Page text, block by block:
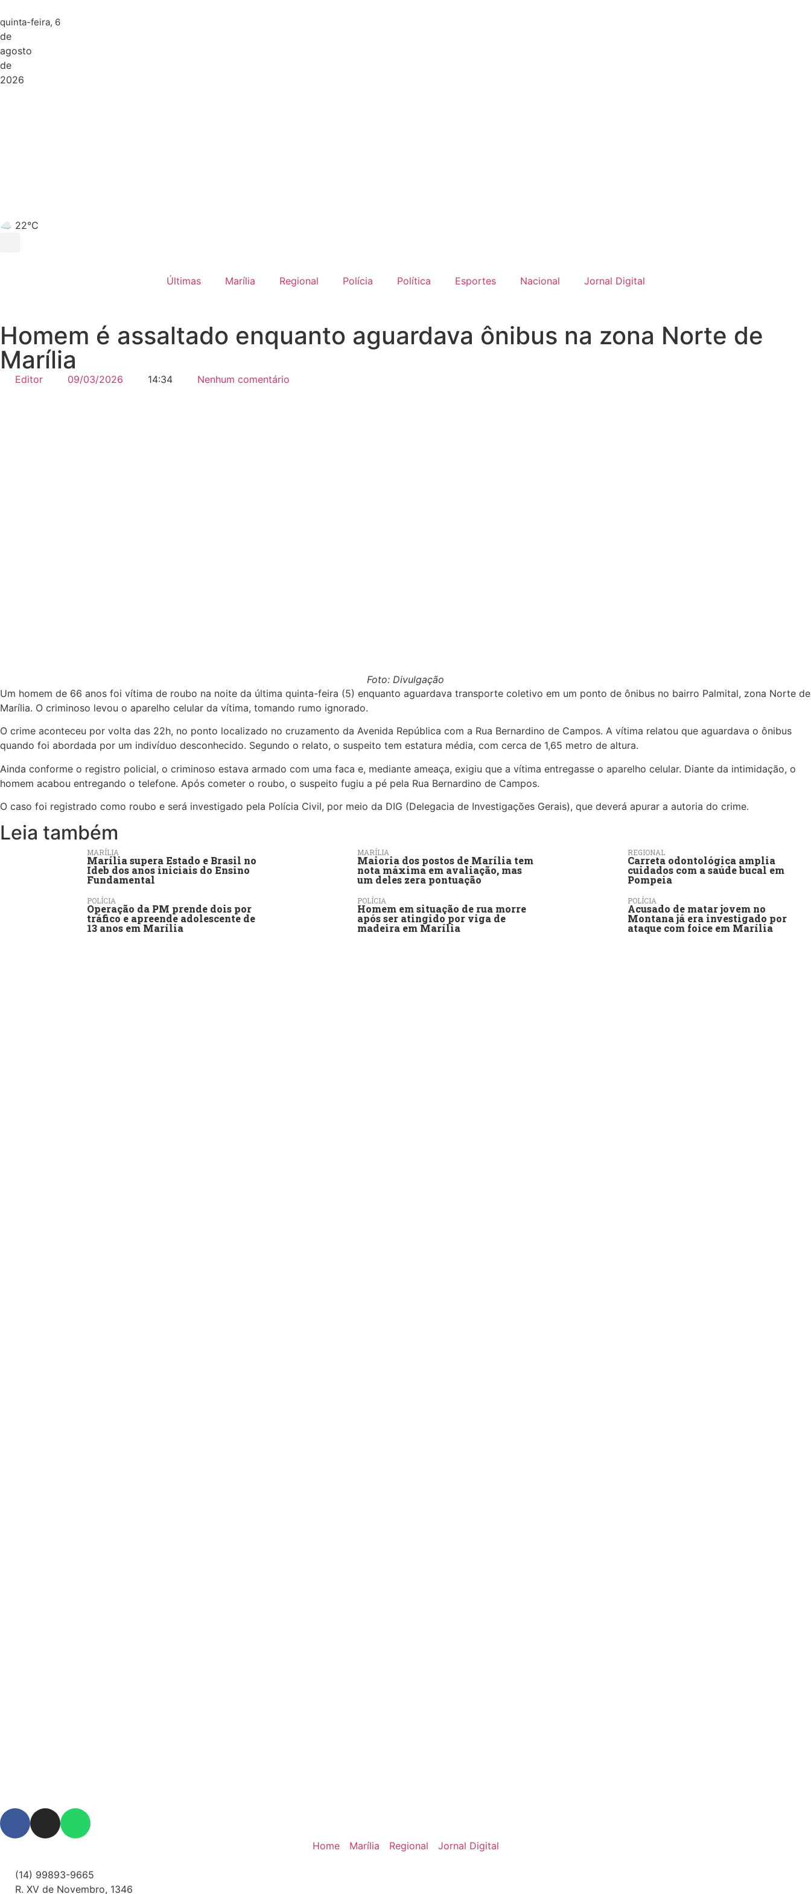
quinta-feira, 6
de
agosto
de
2026
☁️ 22°C
Últimas Marília Regional Polícia Política Esportes Nacional Jornal Digital
Homem é assaltado enquanto aguardava ônibus na zona Norte de
Marília
Editor 09/03/2026 14:34 Nenhum comentário
Foto: Divulgação
Um homem de 66 anos foi vítima de roubo na noite da última quinta-feira (5) enquanto aguardava transporte coletivo em um ponto de ônibus no bairro Palmital, zona Norte de
Marília. O criminoso levou o aparelho celular da vítima, tomando rumo ignorado.
O crime aconteceu por volta das 22h, no ponto localizado no cruzamento da Avenida República com a Rua Bernardino de Campos. A vítima relatou que aguardava o ônibus
quando foi abordada por um indivíduo desconhecido. Segundo o relato, o suspeito tem estatura média, com cerca de 1,65 metro de altura.
Ainda conforme o registro policial, o criminoso estava armado com uma faca e, mediante ameaça, exigiu que a vítima entregasse o aparelho celular. Diante da intimidação, o
homem acabou entregando o telefone. Após cometer o roubo, o suspeito fugiu a pé pela Rua Bernardino de Campos.
O caso foi registrado como roubo e será investigado pela Polícia Civil, por meio da DIG (Delegacia de Investigações Gerais), que deverá apurar a autoria do crime.
Leia também
MARÍLIA
Marília supera Estado e Brasil no
Ideb dos anos iniciais do Ensino
Fundamental
MARÍLIA
Maioria dos postos de Marília tem
nota máxima em avaliação, mas
um deles zera pontuação
REGIONAL
Carreta odontológica amplia
cuidados com a saúde bucal em
Pompeia
POLÍCIA
Operação da PM prende dois por
tráfico e apreende adolescente de
13 anos em Marília
POLÍCIA
Homem em situação de rua morre
após ser atingido por viga de
madeira em Marília
POLÍCIA
Acusado de matar jovem no
Montana já era investigado por
ataque com foice em Marília
Home Marília Regional Jornal Digital
(14) 99893-9665
R. XV de Novembro, 1346